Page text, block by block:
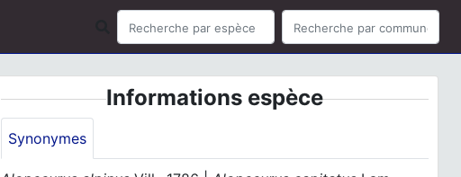
Informations espèce
Synonymes